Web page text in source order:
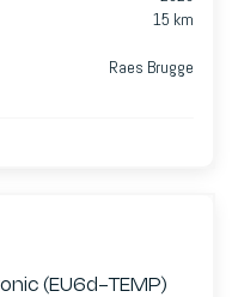
15 km
Raes Brugge
(EU6d-TEMP)